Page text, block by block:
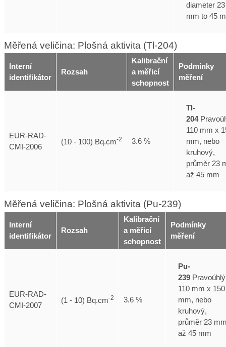
diameter 23
mm to 45
Měřená veličina: Plošná aktivita (Tl-204)
Interní
identifikátor
Rozsah
Kalibrační
a měřicí
schopnost
Podmínky
měření
EUR-RAD-
CMI-2006
(10 - 100) Bq.cm-2 3.6 %
Tl-
204
110 mm x
mm, nebo
kruhový,
průměr 23
až 45 mm
Měřená veličina: Plošná aktivita (Pu-239)
Interní
identifikátor
Rozsah
Kalibrační
a měřicí
schopnost
Podmínky
měření
EUR-RAD-
CMI-2007
(1 - 10) Bq.cm-2 3.6 %
Pu-
239
110 mm x 150
mm, nebo
kruhový,
průměr 23
až 45 mm